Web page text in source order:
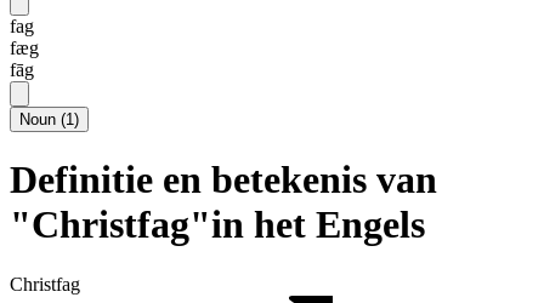
fag
fæg
fāg
Noun (1)
Definitie en betekenis van
"Christfag"in het Engels
Christfag